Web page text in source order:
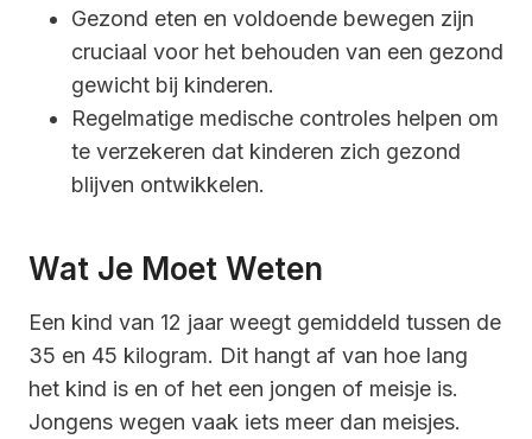
Gezond eten en voldoende bewegen zijn
cruciaal voor het behouden van een gezond
gewicht bij kinderen.
Regelmatige medische controles helpen om
te verzekeren dat kinderen zich gezond
blijven ontwikkelen.
Wat Je Moet Weten
Een kind van 12 jaar weegt gemiddeld tussen de
35 en 45 kilogram. Dit hangt af van hoe lang
het kind is en of het een jongen of meisje is.
Jongens wegen vaak iets meer dan meisjes.